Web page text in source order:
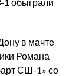
в мачте
Романа
СШ-1» со